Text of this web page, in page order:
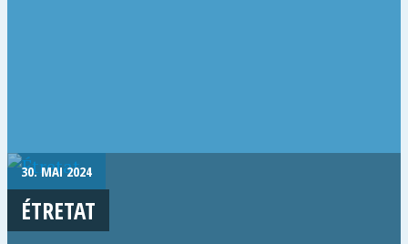
30. MAI 2024
ÉTRETAT